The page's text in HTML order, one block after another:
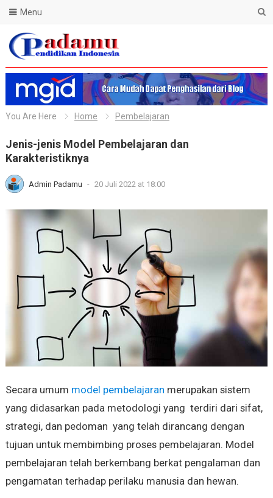
Blog Padamu
Menu
You Are Here Home Pembelajaran
Jenis-jenis Model Pembelajaran dan
Karakteristiknya
Admin Padamu - 20 Juli 2022 at 18:00
Secara umum model pembelajaran merupakan sistem
yang didasarkan pada metodologi yang terdiri dari sifat,
strategi, dan pedoman yang telah dirancang dengan
tujuan untuk membimbing proses pembelajaran. Model
pembelajaran telah berkembang berkat pengalaman dan
pengamatan terhadap perilaku manusia dan hewan.